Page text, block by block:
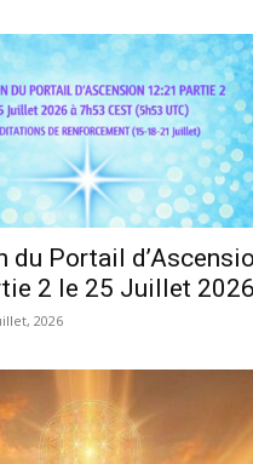
du Portail
2 le 25 Juillet
2026